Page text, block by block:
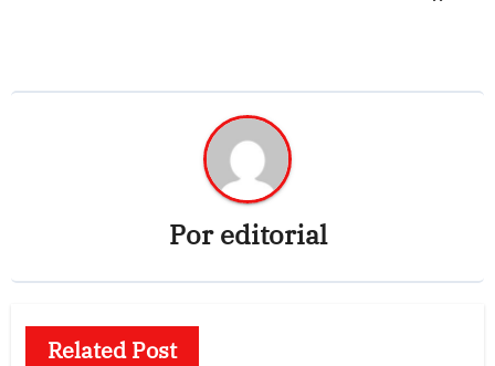
Poreditorial
Related Post